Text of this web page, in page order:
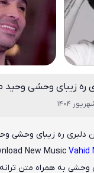
ره زیبای وحشی وحید
دلبری ره زیبای وحشی
New MusicVahid
وحشی به همراه متن